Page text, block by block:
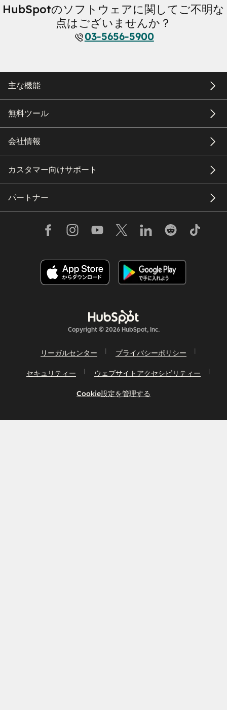
HubSpotのソフトウェアに関してご不明な
点はございませんか？
03-5656-5900
主な機能
無料ツール
会社情報
カスタマー向けサポート
パートナー
Copyright © 2026 HubSpot, Inc.
リーガルセンター プライバシーポリシー
セキュリティー ウェブサイトアクセシビリティー
Cookie設定を管理する